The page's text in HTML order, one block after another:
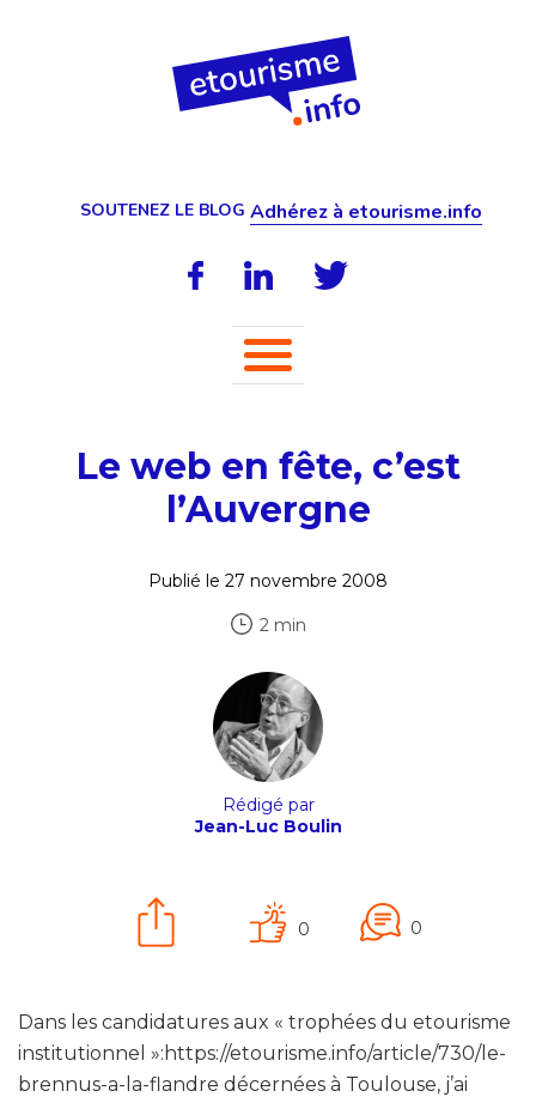
SOUTENEZ LE BLOG Adhérez à etourisme.info
Le web en fête, c’est
l’Auvergne
Publié le 27 novembre 2008
2 min
Rédigé par
Jean-Luc Boulin
0 0
Dans les candidatures aux « trophées du etourisme
institutionnel »:https://etourisme.info/article/730/le-
brennus-a-la-flandre décernées à Toulouse, j’ai